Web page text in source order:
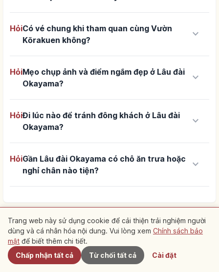
HỏiCó vé chung khi tham quan cùng Vườn
Kōrakuen không?
keyboard_arrow_down
HỏiMẹo chụp ảnh và điểm ngắm đẹp ở Lâu đài
Okayama?
keyboard_arrow_down
HỏiĐi lúc nào để tránh đông khách ở Lâu đài
Okayama?
keyboard_arrow_down
HỏiGần Lâu đài Okayama có chỗ ăn trưa hoặc
nghỉ chân nào tiện?
keyboard_arrow_down
Gần đây
Trang web này sử dụng cookie để cải thiện trải nghiệm người
dùng và cá nhân hóa nội dung. Vui lòng xem Chính sách bảo
mật để biết thêm chi tiết.
Chấp nhận tất cả
Từ chối tất cả Cài đặt